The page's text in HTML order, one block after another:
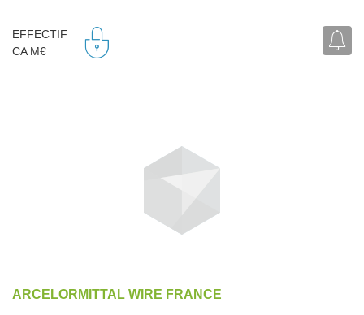
EFFECTIF
CA M€
ARCELORMITTAL WIRE FRANCE